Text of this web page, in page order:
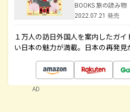
BOOKS 旅の読み物
2022.07.21 発売
１万人の訪日外国人を案内したガ
い日本の魅力が満載。日本の再発見
AD